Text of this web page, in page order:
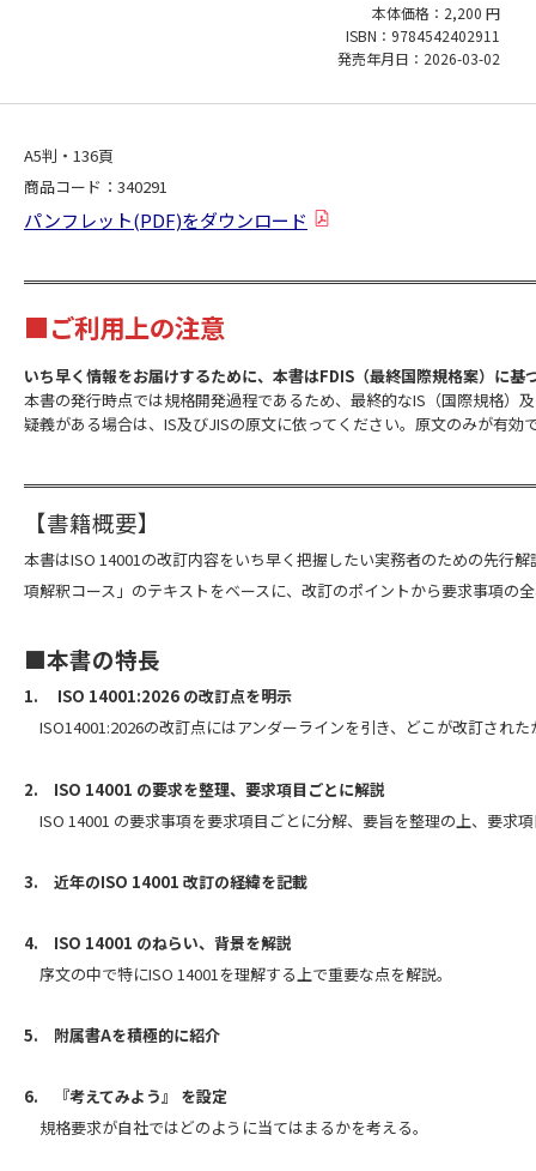
本体価格：2,200 円
ISBN：9784542402911
発売年月日：2026-03-02
A5判・136頁
商品コード：340291
パンフレット(PDF)をダウンロード
■ご利用上の注意
いち早く情報をお届けするために、本書はFDIS（最終国際規格案）に基
本書の発行時点では規格開発過程であるため、最終的なIS（国際規格）
疑義がある場合は、IS及びJISの原文に依ってください。原文のみが有効
【書籍概要】
本書はISO 14001の改訂内容をいち早く把握したい実務者のための先行
項解釈コース」のテキストをベースに、改訂のポイントから要求事項の
■本書の特長
1. ISO 14001:2026 の改訂点を明示
ISO14001:2026の改訂点にはアンダーラインを引き、どこが改訂され
2. ISO 14001 の要求を整理、要求項目ごとに解説
ISO 14001 の要求事項を要求項目ごとに分解、要旨を整理の上、要求
3. 近年のISO 14001 改訂の経緯を記載
4. ISO 14001 のねらい、背景を解説
序文の中で特にISO 14001を理解する上で重要な点を解説。
5. 附属書Aを積極的に紹介
6. 『考えてみよう』 を設定
規格要求が自社ではどのように当てはまるかを考える。